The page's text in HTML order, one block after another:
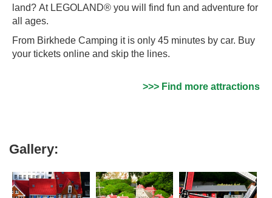
land? At LEGOLAND® you will find fun and adventure for
all ages.
From Birkhede Camping it is only 45 minutes by car. Buy
your tickets online and skip the lines.
>>> Find more attractions
Gallery: